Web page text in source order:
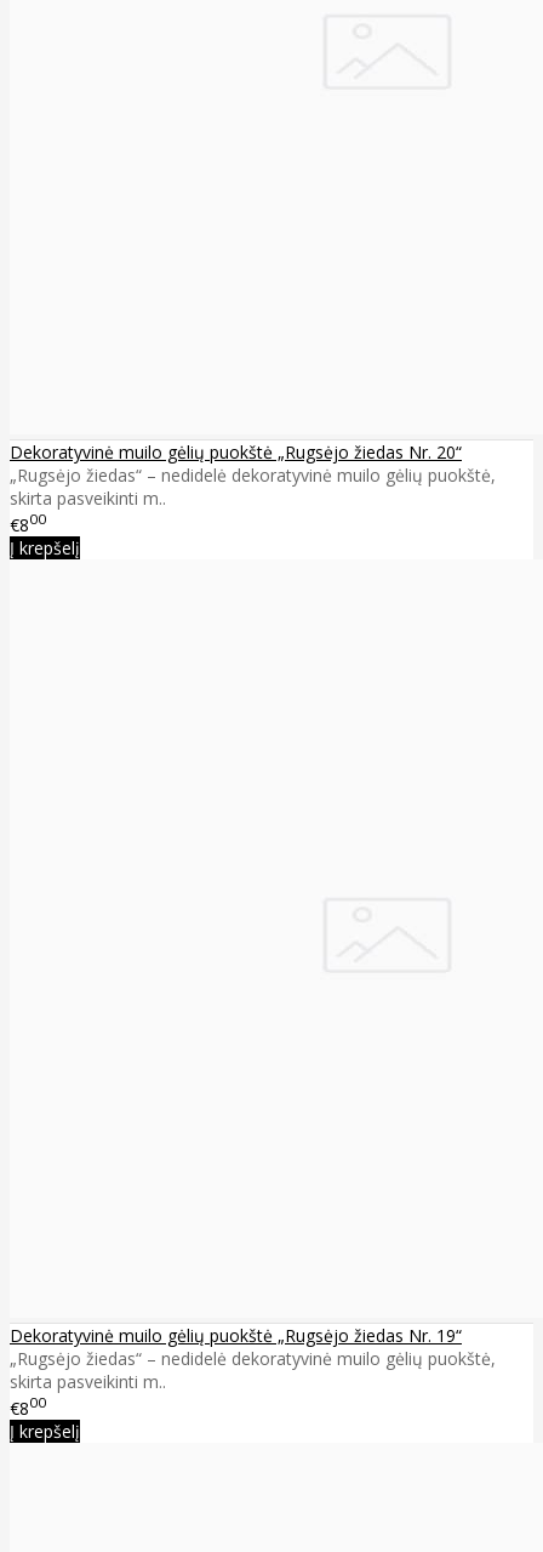
Dekoratyvinė muilo gėlių puokštė „Rugsėjo žiedas Nr. 20“
„Rugsėjo žiedas“ – nedidelė dekoratyvinė muilo gėlių puokštė,
skirta pasveikinti m..
€800
Į krepšelį
Dekoratyvinė muilo gėlių puokštė „Rugsėjo žiedas Nr. 19“
„Rugsėjo žiedas“ – nedidelė dekoratyvinė muilo gėlių puokštė,
skirta pasveikinti m..
€800
Į krepšelį